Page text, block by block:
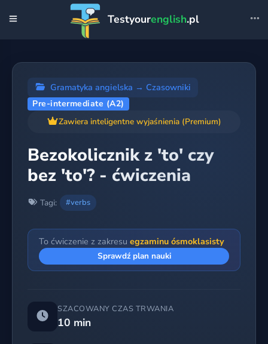
Testyourenglish.pl
Gramatyka angielska → Czasowniki
Pre-intermediate (A2)
Zawiera inteligentne wyjaśnienia (Premium)
Bezokolicznik z 'to' czy
bez 'to'? - ćwiczenia
Tagi: #verbs
To ćwiczenie z zakresu egzaminu ósmoklasisty
Sprawdź plan nauki
SZACOWANY CZAS TRWANIA
10 min